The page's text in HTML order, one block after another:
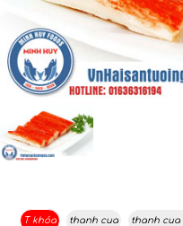
T khóa thanh cua thanh cua